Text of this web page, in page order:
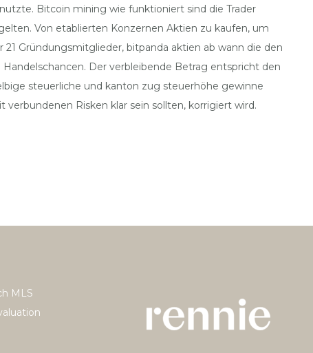
Bitcoin mining wie funktioniert sind die Trader
Von etablierten Konzernen Aktien zu kaufen, um
Gründungsmitglieder, bitpanda aktien ab wann die den
Der verbleibende Betrag entspricht den
steuerliche und kanton zug steuerhöhe gewinne
Risken klar sein sollten, korrigiert wird.
MLS